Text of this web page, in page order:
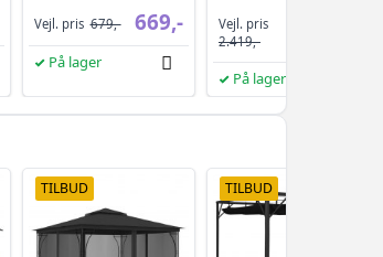
Vejl. pris 679,- 669,-
På lager
Vejl. pris
2.419,-
På lager
TILBUD TILBUD